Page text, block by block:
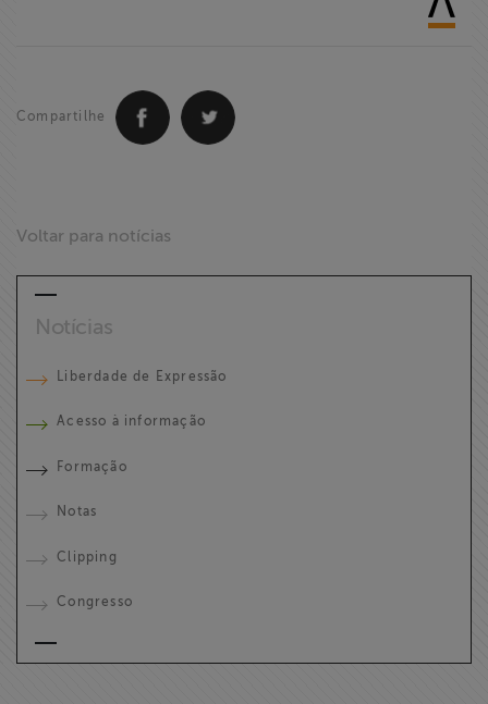
Compartilhe
Voltar para notícias
Notícias
Liberdade de Expressão
Acesso à informação
Formação
Notas
Clipping
Congresso